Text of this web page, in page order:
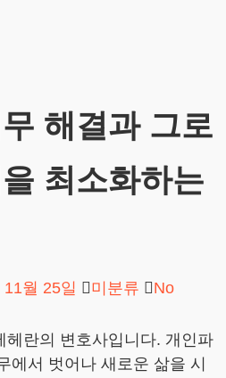
해결과 그로
최소화하는
월 25일 미분류
No
헤란의 변호사입니다. 개인파
에서 벗어나 새로운 삶을 시